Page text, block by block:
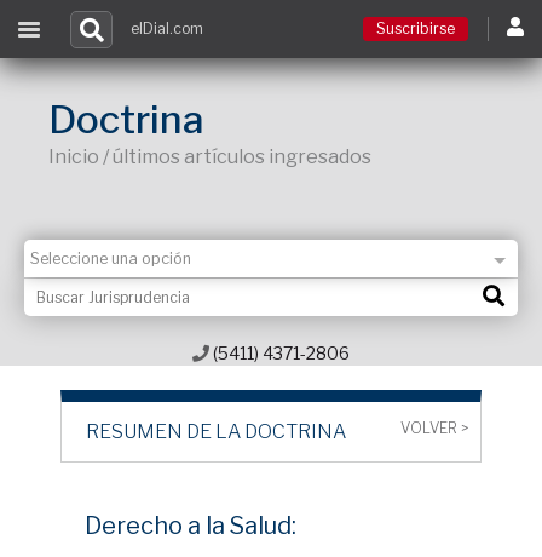
Contacto
elDial.com Suscribirse
Doctrina
Inicio / últimos artículos ingresados
(5411) 4371-2806
RESUMEN DE LA DOCTRINA VOLVER >
Derecho a la Salud: